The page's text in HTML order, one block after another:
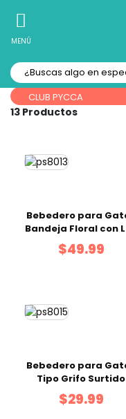
MENÚ
Forma de pago:
CLUB PYCCA
13
Bebedero para
Bandeja Floral con
Led
$49.99
Bebedero para
Tipo Grifo Surtido
$29.99